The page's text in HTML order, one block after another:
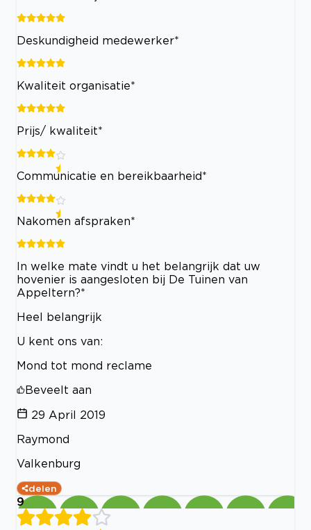
Deskundigheid medewerker*
Kwaliteit organisatie*
Prijs/ kwaliteit*
Communicatie en bereikbaarheid*
Nakomen afspraken*
In welke mate vindt u het belangrijk dat uw
hovenier is aangesloten bij De Tuinen van
Appeltern?*
Heel belangrijk
U kent ons van:
Mond tot mond reclame
Beveelt aan
29 April 2019
Raymond
Valkenburg
delen
9